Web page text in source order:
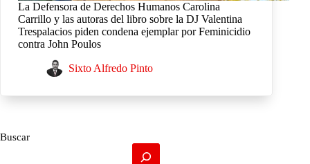
La Defensora de Derechos Humanos Carolina
Carrillo y las autoras del libro sobre la DJ Valentina
Trespalacios piden condena ejemplar por Feminicidio
contra John Poulos
Sixto Alfredo Pinto
Buscar